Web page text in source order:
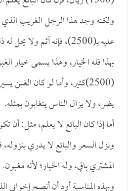
ولكنه وجد هذا الرجل الغريب الذي
عليه بـ(2500)، فإنه آثم
يضر، ولا يزال الناس يتغابون بمثله.
ونزل السعر والبائع لا يدري
المشتري باقٍ، وله الخيار؛ لأنه مغبون.